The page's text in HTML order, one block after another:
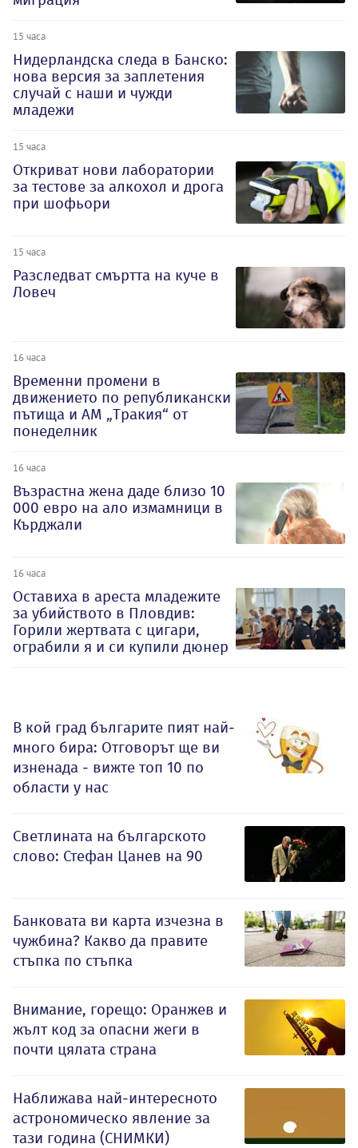
15 часа
Нидерландска следа в Банско:
нова версия за заплетения
случай с наши и чужди
младежи
15 часа
Откриват нови лаборатории
за тестове за алкохол и дрога
при шофьори
15 часа
Разследват смъртта на куче в
Ловеч
16 часа
Временни промени в
движението по републикански
пътища и АМ „Тракия“ от
понеделник
16 часа
Възрастна жена даде близо 10
000 евро на ало измамници в
Кърджали
16 часа
Оставиха в ареста младежите
за убийството в Пловдив:
Горили жертвата с цигари,
ограбили я и си купили дюнер
В кой град българите пият най-
много бира: Отговорът ще ви
изненада - вижте топ 10 по
области у нас
Светлината на българското
слово: Стефан Цанев на 90
Банковата ви карта изчезна в
чужбина? Какво да правите
стъпка по стъпка
Внимание, горещо: Оранжев и
жълт код за опасни жеги в
почти цялата страна
Наближава най-интересното
астрономическо явление за
тази година (СНИМКИ)